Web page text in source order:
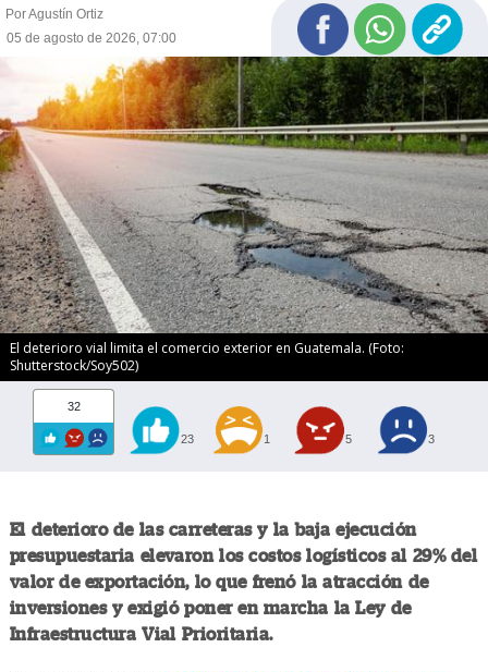
Por Agustín Ortiz
05 de agosto de 2026, 07:00
El deterioro vial limita el comercio exterior en Guatemala. (Foto:
Shutterstock/Soy502)
32
23 1 5 3
El deterioro de las carreteras y la baja ejecución
presupuestaria elevaron los costos logísticos al 29% del
valor de exportación, lo que frenó la atracción de
inversiones y exigió poner en marcha la Ley de
Infraestructura Vial Prioritaria.